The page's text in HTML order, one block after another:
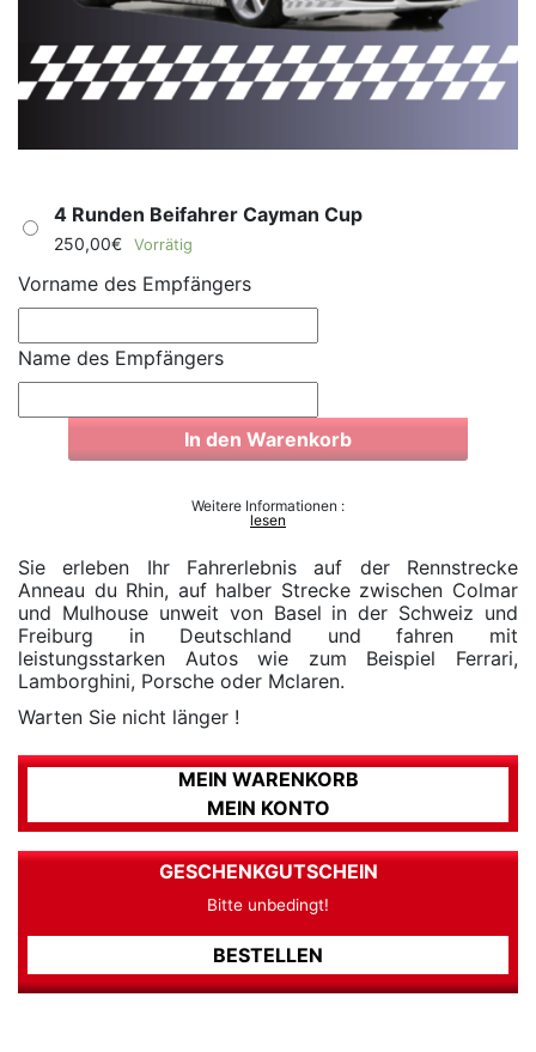
4 Runden Beifahrer Cayman Cup
250,00€ Vorrätig
Vorname des Empfängers
Name des Empfängers
In den Warenkorb
Weitere Informationen :
lesen
Sie erleben Ihr Fahrerlebnis auf der Rennstrecke
Anneau du Rhin, auf halber Strecke zwischen Colmar
und Mulhouse unweit von Basel in der Schweiz und
Freiburg in Deutschland und fahren mit
leistungsstarken Autos wie zum Beispiel Ferrari,
Lamborghini, Porsche oder Mclaren.
Warten Sie nicht länger !
MEIN WARENKORB
MEIN KONTO
GESCHENKGUTSCHEIN
Bitte unbedingt!
BESTELLEN